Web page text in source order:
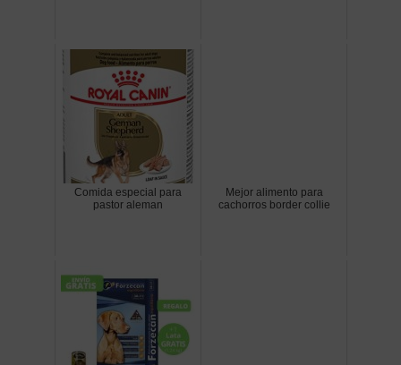
Comida especial para
pastor aleman
Mejor alimento para
cachorros border collie